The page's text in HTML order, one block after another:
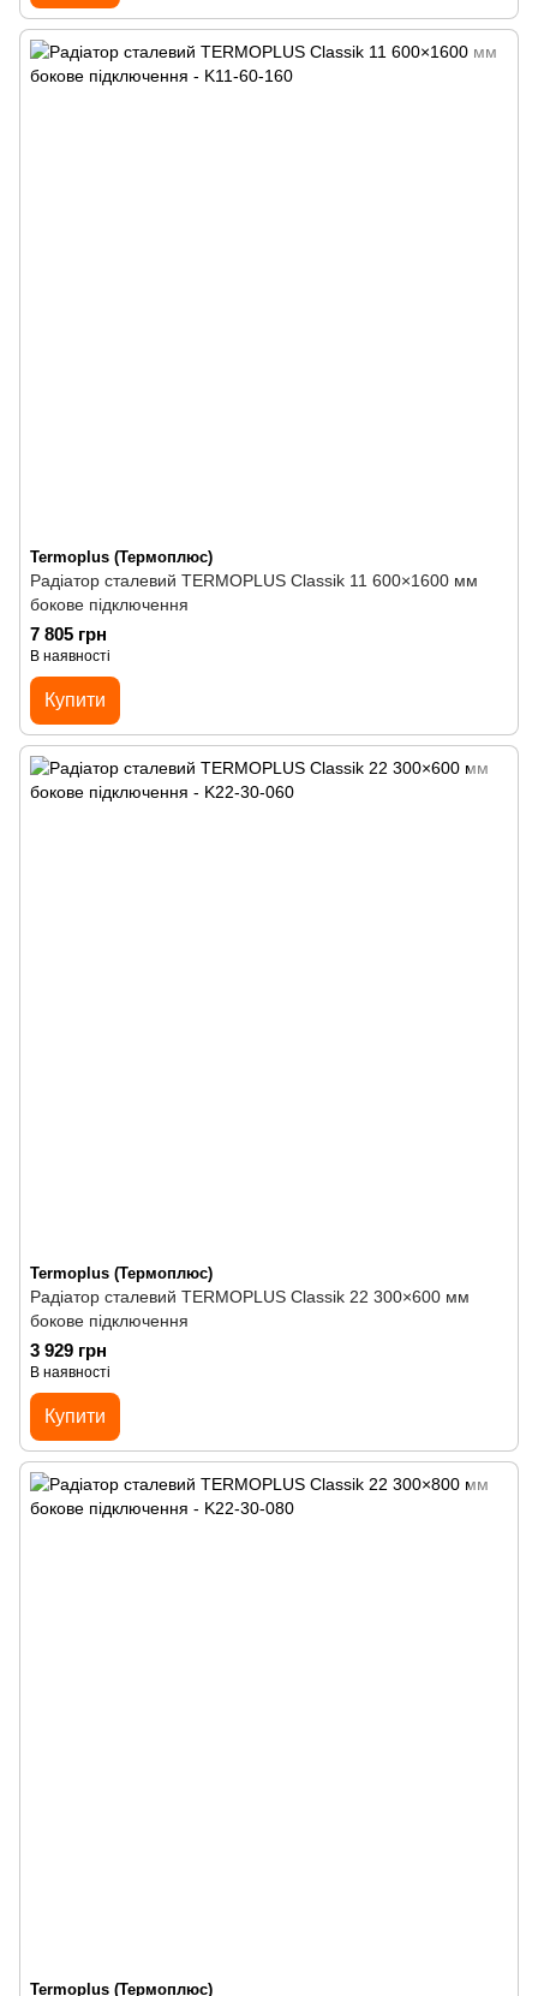
Termoplus (Термоплюс)
Радіатор сталевий TERMOPLUS Classik 11 600×1600 мм
бокове підключення
7 805 грн
В наявності
Купити
Termoplus (Термоплюс)
Радіатор сталевий TERMOPLUS Classik 22 300×600 мм
бокове підключення
3 929 грн
В наявності
Купити
Termoplus (Термоплюс)